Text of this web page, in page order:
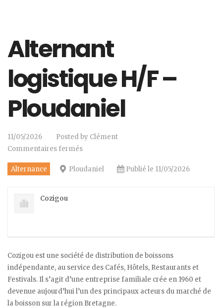
Alternant
logistique H/F –
Ploudaniel
11/05/2026 Posted by Clément
Commentaires fermés
Alternance Ploudaniel Publié le 11/05/2026
Cozigou
Cozigou est une société de distribution de boissons
indépendante, au service des Cafés, Hôtels, Restaurants et
Festivals. Il s’agit d’une entreprise familiale crée en 1960 et
devenue aujourd’hui l’un des principaux acteurs du marché de
la boisson sur la région Bretagne.